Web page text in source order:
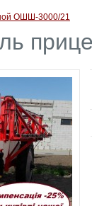
ОШШ-3000/21